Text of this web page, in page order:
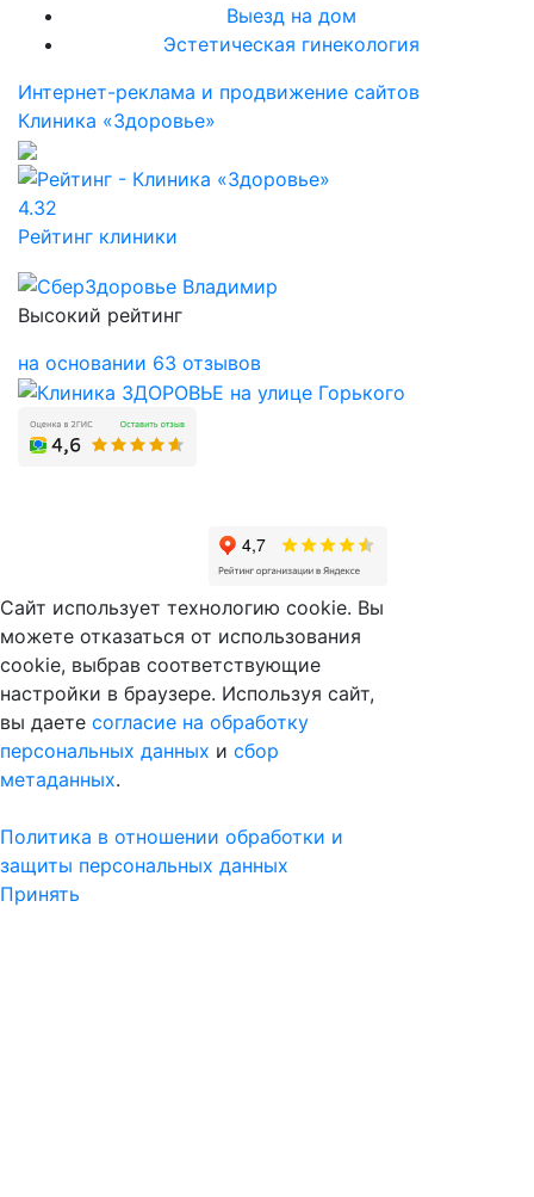
Выезд на дом
Эстетическая гинекология
Интернет-реклама и продвижение сайтов
Клиника «Здоровье»
4.32
Рейтинг клиники
Высокий рейтинг
на основании 63 отзывов
Сайт использует технологию cookie. Вы
можете отказаться от использования
cookie, выбрав соответствующие
настройки в браузере. Используя сайт,
вы даете согласие на обработку
персональных данных и сбор
метаданных.
Политика в отношении обработки и
защиты персональных данных
Принять